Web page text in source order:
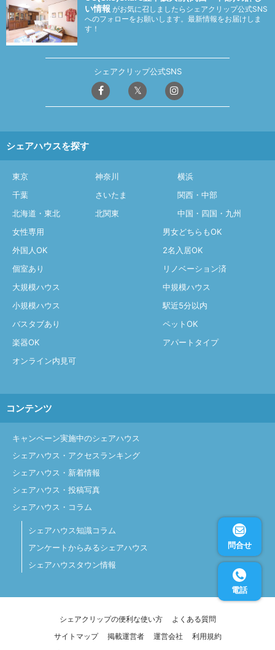
い情報 がお気に召しましたらシェアクリップ公式SNS
へのフォローをお願いします。最新情報をお届けしま
す！
シェアクリップ公式SNS
シェアハウスを探す
東京 神奈川
横浜
千葉
さいたま
関西・中部
北海道・東北
北関東
中国・四国・九州
女性専用
男女どちらもOK
外国人OK
2名入居OK
個室あり
リノベーション済
大規模ハウス
中規模ハウス
小規模ハウス
駅近5分以内
バスタブあり
ペットOK
楽器OK
アパートタイプ
オンライン内見可
コンテンツ
キャンペーン実施中のシェアハウス
シェアハウス・アクセスランキング
シェアハウス・新着情報
シェアハウス・投稿写真
シェアハウス・コラム
シェアハウス知識コラム
アンケートからみるシェアハウス
シェアハウスタウン情報
シェアクリップの便利な使い方
よくある質問
サイトマップ
掲載運営者 運営会社
利用規約
問合せ
電話